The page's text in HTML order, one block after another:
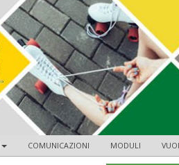
COMUNICAZIONI MODULI